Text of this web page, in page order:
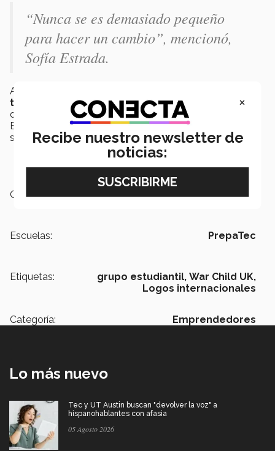
“Nunca se es demasiado pequeño
para hacer un cambio”, mencionó,
Sofía Estrada.
Actualmente, los dos alumnos de PrepaTec
trabajando
por lacausaque han adoptado a través
del grupo estudiantil y otras actividades; como Sofia
Estrada, quien escribe paraUNICEF Voices of Youth
sobre los derechos de los niños.
Campus: Toluca
Escuelas: PrepaTec
Etiquetas: grupo estudiantil, War Child UK,
Logos internacionales
Categoría: Emprendedores
Lo más nuevo
Tec y UT Austin buscan "devolver la voz" a
hispanohablantes con afasia
05 Agosto 2026
×
Recibe nuestro newsletter de
noticias: